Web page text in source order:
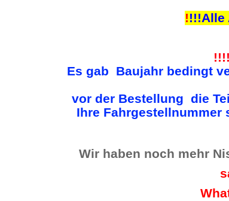
!!!!Alle
Es gab Baujahr bedingt
vor der Bestellung die
Ihre Fahrgestellnummer
Wir haben noch mehr